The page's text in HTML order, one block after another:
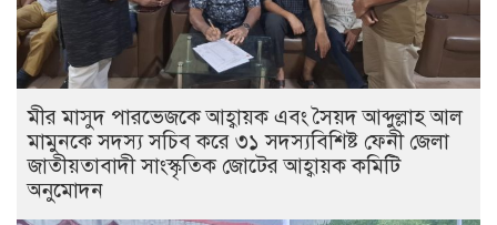
মীর মাসুদ পারভেজকে আহ্বায়ক এবং সৈয়দ আব্দুল্লাহ আল
মামুনকে সদস্য সচিব করে ৩১ সদস্যবিশিষ্ট ফেনী জেলা
জাতীয়তাবাদী সাংস্কৃতিক জোটের আহ্বায়ক কমিটি
অনুমোদন